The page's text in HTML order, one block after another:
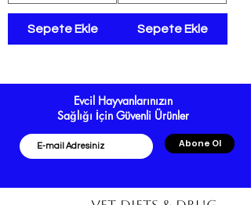
Sepete Ekle Sepete Ekle
Evcil Hayvanlarınızın
Sağlığı İçin Güvenli Ürünler
Abone Ol